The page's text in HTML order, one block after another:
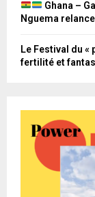
Ghana –
Nguema
Le Festival du «
fertilité et